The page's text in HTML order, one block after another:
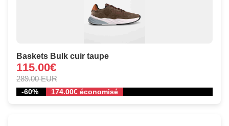
Baskets Bulk cuir taupe
115.00€
289.00 EUR
-60% 174.00€ économisé